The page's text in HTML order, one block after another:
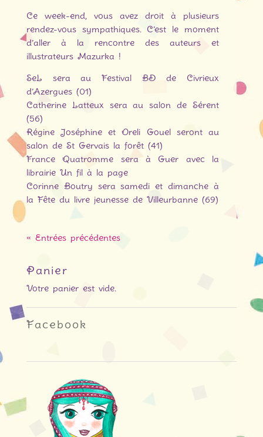
Ce week-end, vous avez droit à plusieurs
rendez-vous sympathiques. C’est le moment
d’aller à la rencontre des auteurs et
illustrateurs Mazurka !
SeL sera au Festival BD de Civrieux
d’Azergues (01)
Catherine Latteux sera au salon de Sérent
(56)
Régine Joséphine et Oreli Gouel seront au
salon de St Gervais la forêt (41)
France Quatromme sera à Guer avec la
librairie Un fil à la page
Corinne Boutry sera samedi et dimanche à
la Fête du livre jeunesse de Villeurbanne (69)
« Entrées précédentes
Panier
Votre panier est vide.
Facebook